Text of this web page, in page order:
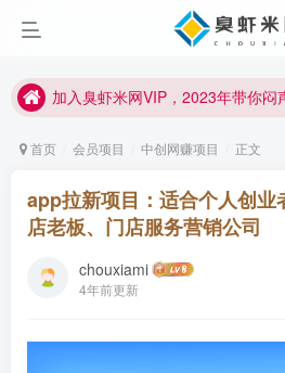
加入臭虾米网VIP，2023年带你闷
加入臭虾米网VIP，2023年带你闷
首页 会员项目 中创网赚项目 正文
app拉新项目：适合个人创业
店老板、门店服务营销公司
chouxiami
4年前更新